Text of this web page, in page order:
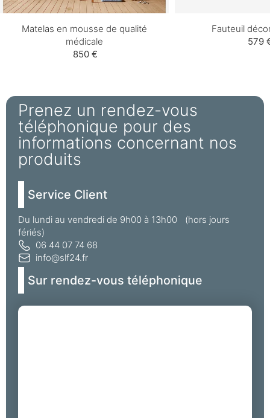
Matelas en mousse de qualité
médicale
850 €
Fauteuil
579
Prenez un rendez-vous
téléphonique pour des
informations concernant nos
produits
Service Client
Du lundi au vendredi de 9h00 à 13h00 (hors jours
fériés)
06 44 07 74 68
info@slf24.fr
Sur rendez-vous téléphonique